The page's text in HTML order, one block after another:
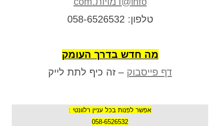
טלפון: 058-6526532
מה חדש בדרך העומק
דף פייסבוק – זה כיף לתת לייק
אפשר לפנות בכל עניין רלוונטי :
058-6526532